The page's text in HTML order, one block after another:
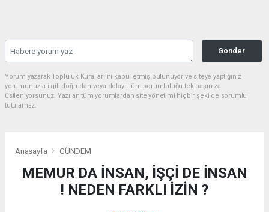
Gonder
Yorum yazarak Topluluk Kuralları’nı kabul etmiş bulunuyor ve siteye yaptığınız
yorumunuzla ilgili doğrudan veya dolaylı tüm sorumluluğu tek başınıza
üstleniyorsunuz. Yazılan tüm yorumlardan site yönetimi hiçbir şekilde sorumlu
tutulamaz.
Anasayfa GÜNDEM
MEMUR DA İNSAN, İŞÇİ DE İNSAN
! NEDEN FARKLI İZİN ?